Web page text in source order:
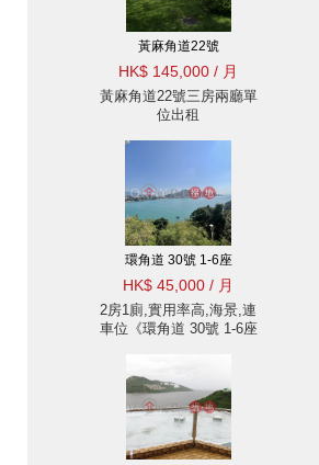
黃麻角道22號
HK$ 145,000 / 月
黃麻角道22號三房兩廳單
位出租
環角道 30號 1-6座
HK$ 45,000 / 月
2房1廁,實用率高,海景,連
車位《環角道 30號 1-6座